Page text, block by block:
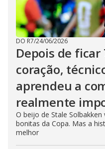
DO R7/24/06/2026
Depois de
coração,
aprendeu a
realmente
O beijo de Stale
bonitas da Copa. Mas a
melhor